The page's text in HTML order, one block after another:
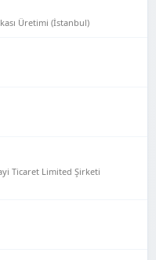
Üretimi (İstanbul)
Ticaret Limited Şirketi